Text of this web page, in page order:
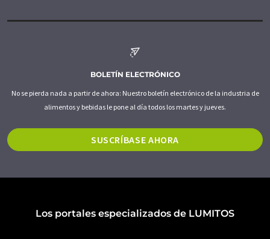
BOLETÍN ELECTRÓNICO
No se pierda nada a partir de ahora: Nuestro boletín electrónico de la industria de
alimentos y bebidas le pone al día todos los martes y jueves.
SUSCRÍBASE AHORA
Los portales especializados de LUMITOS